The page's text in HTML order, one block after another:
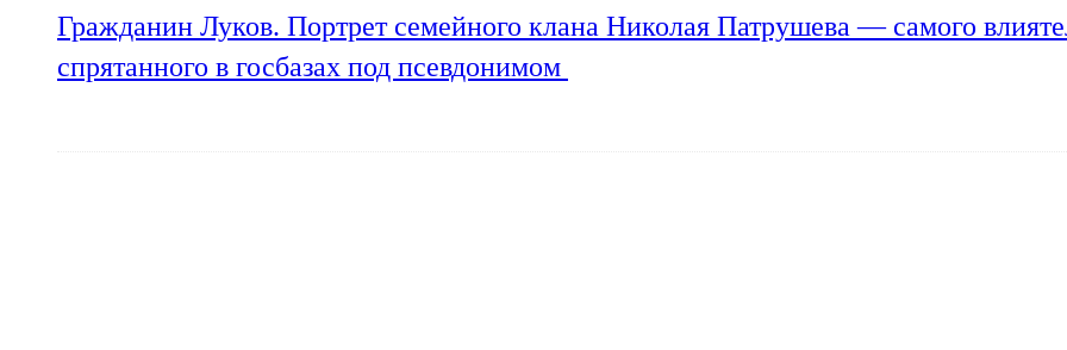
Гражданин Луков. Портрет семейного клана Николая Патрушева — самого
спрятанного в госбазах под псевдонимом